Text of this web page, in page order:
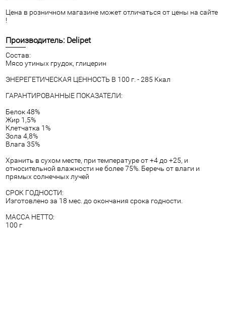
Цена в розничном магазине может отличаться от цены на сайте
!
Производитель: Delipet
Состав:
Мясо утиных грудок, глицерин
ЭНЕРЕГЕТИЧЕСКАЯ ЦЕННОСТЬ В 100 г. - 285 Ккал
ГАРАНТИРОВАННЫЕ ПОКАЗАТЕЛИ:
Белок 48%
Жир 1,5%
Клетчатка 1%
Зола 4,8%
Влага 35%
Хранить в сухом месте, при температуре от +4 до +25, и
относительной влажности не более 75%. Беречь от влаги и
прямых солнечных лучей
СРОК ГОДНОСТИ:
Изготовлено за 18 мес. до окончания срока годности.
МАССА НЕТТО:
100 г